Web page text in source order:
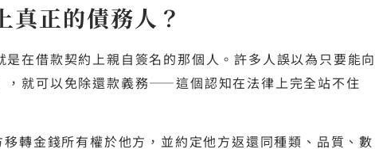
真正的債務人？
在借款契約上親自簽名的那個人。許多人誤以為只要能向
，就可以免除還款義務——這個認知在法律上完全站不住
轉金錢所有權於他方，並約定他方返還同種類、品質、數